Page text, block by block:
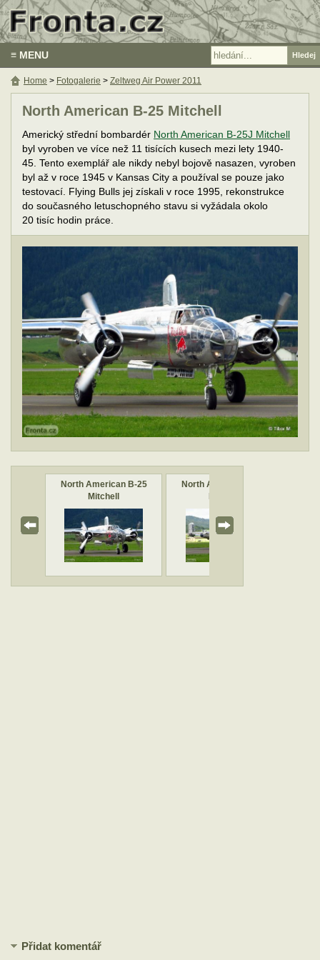
≡ MENU
North American B-25 Mitchell
Americký střední bombardér North American B-25J Mitchell
byl vyroben ve více než 11 tisících kusech mezi lety 1940-
45. Tento exemplář ale nikdy nebyl bojově nasazen, vyroben
byl až v roce 1945 v Kansas City a používal se pouze jako
testovací. Flying Bulls jej získali v roce 1995, rekonstrukce
do současného letuschopného stavu si vyžádala okolo
20 tisíc hodin práce.
North American B-25
Mitchell
North American B-25
Home > Fotogalerie > Zeltweg Air Power 2011
Přidat komentář